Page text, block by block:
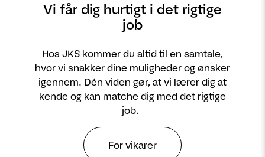
Vi får dig hurtigt i det rigtige
job
Hos JKS kommer du altid til en samtale,
hvor vi snakker dine muligheder og ønsker
igennem. Dén viden gør, at vi lærer dig at
kende og kan matche dig med det rigtige
job.
For vikarer